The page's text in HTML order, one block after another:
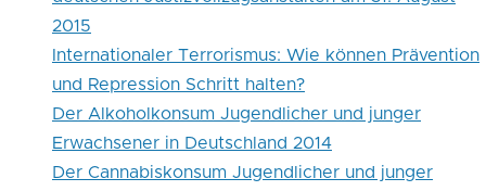
2015
Internationaler Terrorismus: Wie können Prävention
und Repression Schritt halten?
Der Alkoholkonsum Jugendlicher und junger
Erwachsener in Deutschland 2014
Der Cannabiskonsum Jugendlicher und junger